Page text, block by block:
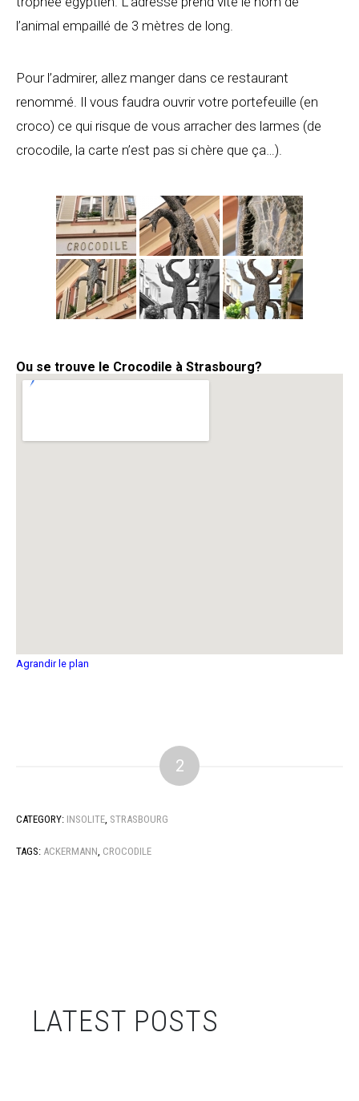
l’animal empaillé de 3 mètres de long.
Pour l’admirer, allez manger dans ce restaurant
renommé. Il vous faudra ouvrir votre portefeuille (en
croco) ce qui risque de vous arracher des larmes (de
crocodile, la carte n’est pas si chère que ça…).
Ou se trouve le Crocodile à Strasbourg?
Agrandir le plan
2
CATEGORY: INSOLITE STRASBOURG
TAGS: ACKERMANN CROCODILE
LATEST POSTS